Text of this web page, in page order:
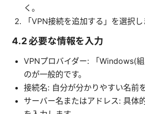
く。
「VPN接続を追加する」を選択し
4.2 必要な情報を入力
VPNプロバイダー: 「Windows(
のが一般的です。
接続名: 自分が分かりやすい名前
サーバー名またはアドレス: 具体